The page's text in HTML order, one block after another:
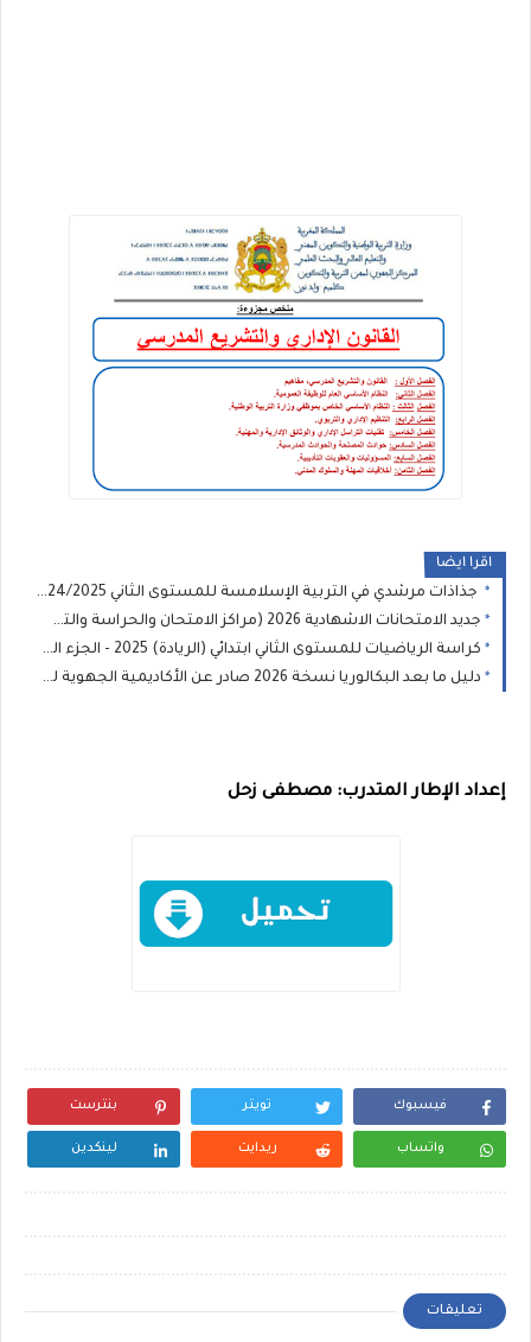
اقرا ايضا
جذاذات مرشدي في التربية الإسلامسة للمستوى الثاني 2024/2025
جديد الامتحانات الاشهادية 2026 (مراكز الامتحان والحراسة والتصحيح)
كراسة الرياضيات للمستوى الثاني ابتدائي (الريادة) 2025 - الجزء الثاني
دليل ما بعد البكالوريا نسخة 2026 صادر عن الأكاديمية الجهوية للتربية والتكوين
إعداد الإطار المتدرب: مصطفى زحل
فيسبوك تويتر بنترست
واتساب ريدايت لينكدين
تعليقات